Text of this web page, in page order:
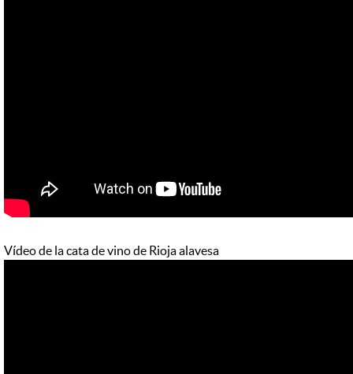
Vídeo de la cata de vino de Rioja alavesa